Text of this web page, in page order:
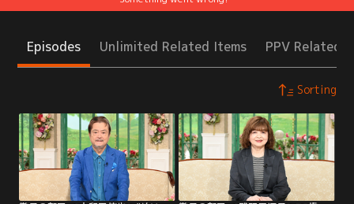
Episodes Unlimited Related Items PPV Related
Sorting